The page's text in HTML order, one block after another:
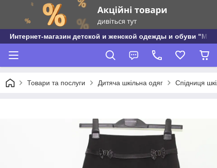
Интернет-магазин детской и женской одежды и обуви
Товари та послуги Дитяча шкільна одяг Спідниця